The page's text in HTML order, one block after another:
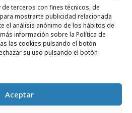
terceros con fines técnicos, de
mostrarte publicidad relacionada
el análisis anónimo de los hábitos de
información sobre la Política de
las cookies pulsando el botón
su uso pulsando el botón
Aceptar